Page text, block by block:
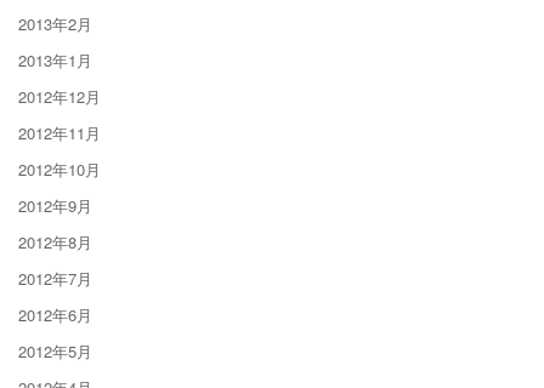
2013年2月
2013年1月
2012年12月
2012年11月
2012年10月
2012年9月
2012年8月
2012年7月
2012年6月
2012年5月